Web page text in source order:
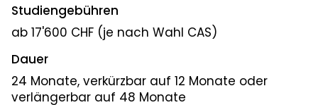
Studiengebühren
ab 17'600 CHF (je nach Wahl CAS)
Dauer
24 Monate, verkürzbar auf 12 Monate oder
verlängerbar auf 48 Monate